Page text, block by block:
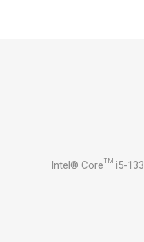
Intel® Core™ i5-